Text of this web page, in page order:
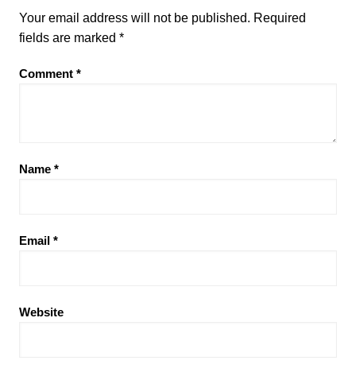
Your email address will not be published. Required
fields are marked *
Comment *
Name *
Email *
Website